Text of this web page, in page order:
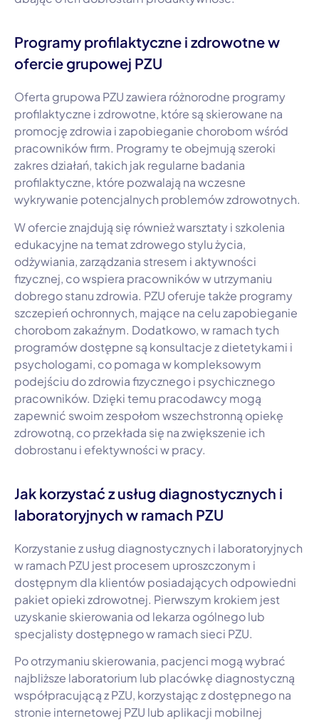
Programy profilaktyczne i zdrowotne w
ofercie grupowej PZU
Oferta grupowa PZU zawiera różnorodne programy
profilaktyczne i zdrowotne, które są skierowane na
promocję zdrowia i zapobieganie chorobom wśród
pracowników firm. Programy te obejmują szeroki
zakres działań, takich jak regularne badania
profilaktyczne, które pozwalają na wczesne
wykrywanie potencjalnych problemów zdrowotnych.
W ofercie znajdują się również warsztaty i szkolenia
edukacyjne na temat zdrowego stylu życia,
odżywiania, zarządzania stresem i aktywności
fizycznej, co wspiera pracowników w utrzymaniu
dobrego stanu zdrowia. PZU oferuje także programy
szczepień ochronnych, mające na celu zapobieganie
chorobom zakaźnym. Dodatkowo, w ramach tych
programów dostępne są konsultacje z dietetykami i
psychologami, co pomaga w kompleksowym
podejściu do zdrowia fizycznego i psychicznego
pracowników. Dzięki temu pracodawcy mogą
zapewnić swoim zespołom wszechstronną opiekę
zdrowotną, co przekłada się na zwiększenie ich
dobrostanu i efektywności w pracy.
Jak korzystać z usług diagnostycznych i
laboratoryjnych w ramach PZU
Korzystanie z usług diagnostycznych i laboratoryjnych
w ramach PZU jest procesem uproszczonym i
dostępnym dla klientów posiadających odpowiedni
pakiet opieki zdrowotnej. Pierwszym krokiem jest
uzyskanie skierowania od lekarza ogólnego lub
specjalisty dostępnego w ramach sieci PZU.
Po otrzymaniu skierowania, pacjenci mogą wybrać
najbliższe laboratorium lub placówkę diagnostyczną
współpracującą z PZU, korzystając z dostępnego na
stronie internetowej PZU lub aplikacji mobilnej